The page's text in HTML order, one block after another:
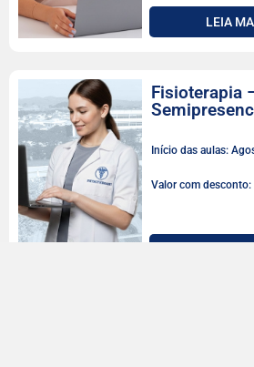
LEIA
Fisioterapia
Início das aulas:
Valor com